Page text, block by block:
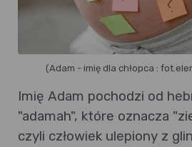
(Adam - imię dla chłopca :
Imię Adam pochodzi od
"adamah", które oznacza
czyli człowiek ulepiony z